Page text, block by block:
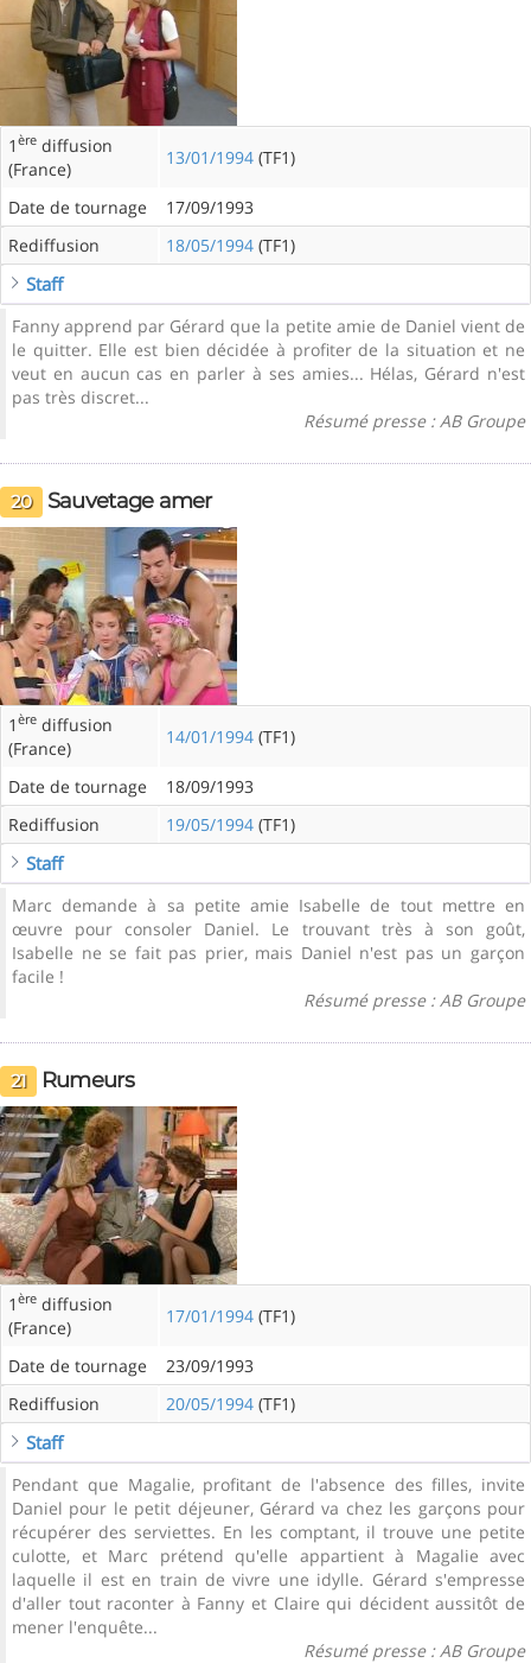
1 ère diffusion
(France)
13/01/1994 (TF1)
Date de tournage
17/09/1993
Rediffusion
18/05/1994 (TF1)
Staff
Fanny apprend par Gérard que la petite amie de Daniel vient de
le quitter. Elle est bien décidée à profiter de la situation et ne
veut en aucun cas en parler à ses amies... Hélas, Gérard n'est
pas très discret...
Résumé presse : AB Groupe
20 Sauvetage amer
1 ère diffusion
(France)
14/01/1994 (TF1)
Date de tournage
18/09/1993
Rediffusion
19/05/1994 (TF1)
Staff
Marc demande à sa petite amie Isabelle de tout mettre en
œuvre pour consoler Daniel. Le trouvant très à son goût,
Isabelle ne se fait pas prier, mais Daniel n'est pas un garçon
facile !
Résumé presse : AB Groupe
21 Rumeurs
1 ère diffusion
(France)
17/01/1994 (TF1)
Date de tournage
23/09/1993
Rediffusion
20/05/1994 (TF1)
Staff
Pendant que Magalie, profitant de l'absence des filles, invite
Daniel pour le petit déjeuner, Gérard va chez les garçons pour
récupérer des serviettes. En les comptant, il trouve une petite
culotte, et Marc prétend qu'elle appartient à Magalie avec
laquelle il est en train de vivre une idylle. Gérard s'empresse
d'aller tout raconter à Fanny et Claire qui décident aussitôt de
mener l'enquête...
Résumé presse : AB Groupe